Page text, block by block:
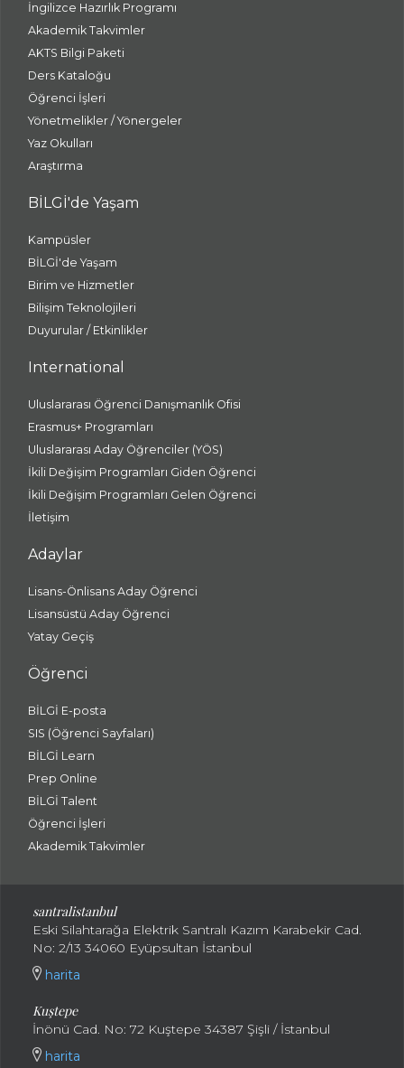
İngilizce Hazırlık Programı
Akademik Takvimler
AKTS Bilgi Paketi
Ders Kataloğu
Öğrenci İşleri
Yönetmelikler / Yönergeler
Yaz Okulları
Araştırma
BİLGİ'de Yaşam
Kampüsler
BİLGİ'de Yaşam
Birim ve Hizmetler
Bilişim Teknolojileri
Duyurular / Etkinlikler
International
Uluslararası Öğrenci Danışmanlık Ofisi
Erasmus+ Programları
Uluslararası Aday Öğrenciler (YÖS)
İkili Değişim Programları Giden Öğrenci
İkili Değişim Programları Gelen Öğrenci
İletişim
Adaylar
Lisans-Önlisans Aday Öğrenci
Lisansüstü Aday Öğrenci
Yatay Geçiş
Öğrenci
BİLGİ E-posta
SIS (Öğrenci Sayfaları)
BİLGİ Learn
Prep Online
BİLGİ Talent
Öğrenci İşleri
Akademik Takvimler
santralistanbul
Eski Silahtarağa Elektrik Santralı Kazım Karabekir Cad.
No: 2/13 34060 Eyüpsultan İstanbul
harita
Kuştepe
İnönü Cad. No: 72 Kuştepe 34387 Şişli / İstanbul
harita